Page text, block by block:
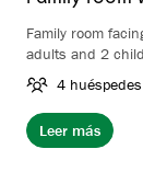
Family room
adults and 2
4 huéspedes
Leer más